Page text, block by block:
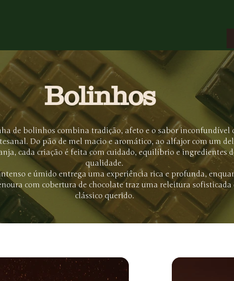
Bolinhos
de bolinhos combina tradição, afeto e o sabor inconfundível
Do pão de mel macio e aromático, ao alfajor com um
cada criação é feita com cuidado, equilíbrio e ingredientes
qualidade.
e úmido entrega uma experiência rica e profunda,
com cobertura de chocolate traz uma releitura sofisticada
clássico querido.